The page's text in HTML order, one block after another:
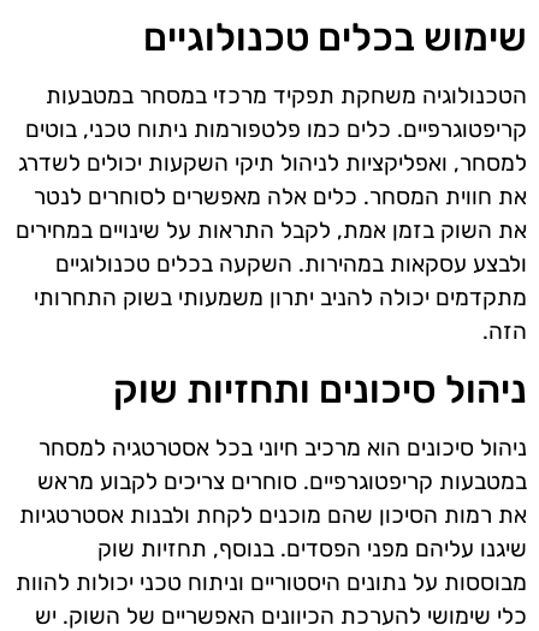
שימוש בכלים טכנולוגיים
הטכנולוגיה משחקת תפקיד מרכזי במסחר במטבעות
קריפטוגרפיים. כלים כמו פלטפורמות ניתוח טכני, בוטים
למסחר, ואפליקציות לניהול תיקי השקעות יכולים לשדרג
את חווית המסחר. כלים אלה מאפשרים לסוחרים לנטר
את השוק בזמן אמת, לקבל התראות על שינויים במחירים
ולבצע עסקאות במהירות. השקעה בכלים טכנולוגיים
מתקדמים יכולה להניב יתרון משמעותי בשוק התחרותי
הזה.
ניהול סיכונים ותחזיות שוק
ניהול סיכונים הוא מרכיב חיוני בכל אסטרטגיה למסחר
במטבעות קריפטוגרפיים. סוחרים צריכים לקבוע מראש
את רמות הסיכון שהם מוכנים לקחת ולבנות אסטרטגיות
שיגנו עליהם מפני הפסדים. בנוסף, תחזיות שוק
מבוססות על נתונים היסטוריים וניתוח טכני יכולות להוות
כלי שימושי להערכת הכיוונים האפשריים של השוק. יש